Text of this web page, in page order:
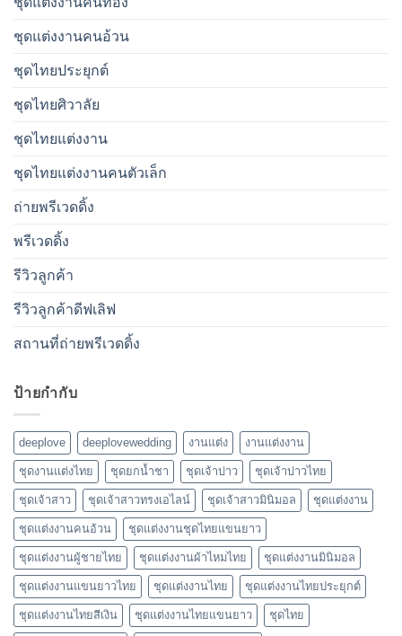
ชุดแต่งงานคนอ้วน
ชุดไทยประยุกต์
ชุดไทยศิวาลัย
ชุดไทยแต่งงาน
ชุดไทยแต่งงานคนตัวเล็ก
ถ่ายพรีเวดดิ้ง
พรีเวดดิ้ง
รีวิวลูกค้า
รีวิวลูกค้าดีฟเลิฟ
สถานที่ถ่ายพรีเวดดิ้ง
ป้ายกำกับ
deeplove deeplovewedding งานแต่ง งานแต่งงาน
ชุดงานแต่งไทย ชุดยกน้ำชา ชุดเจ้าบ่าว ชุดเจ้าบ่าวไทย
ชุดเจ้าสาว ชุดเจ้าสาวทรงเอไลน์ ชุดเจ้าสาวมินิมอล ชุดแต่งงาน
ชุดแต่งงานคนอ้วน ชุดแต่งงานชุดไทยแขนยาว
ชุดแต่งงานผู้ชายไทย ชุดแต่งงานผ้าไหมไทย ชุดแต่งงานมินิมอล
ชุดแต่งงานแขนยาวไทย ชุดแต่งงานไทย ชุดแต่งงานไทยประยุกต์
ชุดแต่งงานไทยสีเงิน ชุดแต่งงานไทยแขนยาว ชุดไทย